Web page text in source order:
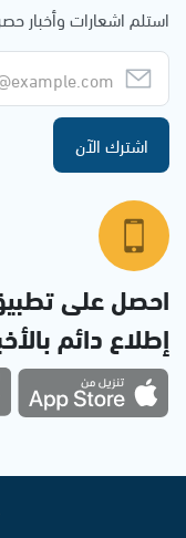
استلم اشعارات وأخبار
اشترك الآن
احصل على
إطلاع دائم